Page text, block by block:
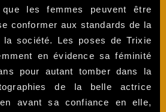
les femmes peuvent être
conformer aux standards de la
la société. Les poses de Trixie
en évidence sa féminité
pour autant tomber dans la
de la belle actrice
avant sa confiance en elle,